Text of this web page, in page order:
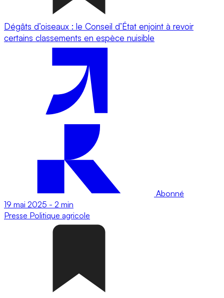
Dégâts d’oiseaux : le Conseil d’État enjoint à revoir
certains classements en espèce nuisible
Abonné
19 mai 2025 - 2 min
Presse Politique agricole